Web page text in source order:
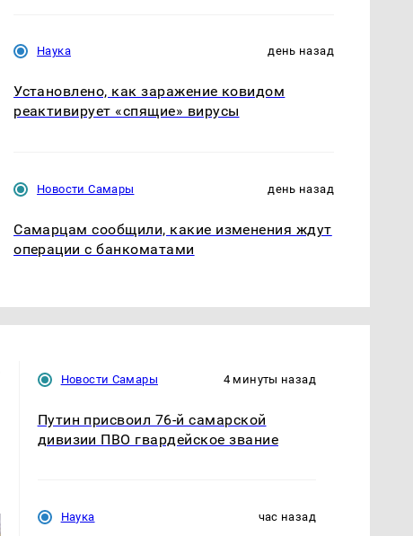
Наука день назад
Установлено, как заражение ковидом
реактивирует «спящие» вирусы
Новости Самары день назад
Самарцам сообщили, какие изменения ждут
операции с банкоматами
Новости Самары 4 минуты назад
Путин присвоил 76-й самарской
дивизии ПВО гвардейское звание
Наука час назад